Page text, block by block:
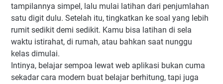
tampilannya simpel, lalu mulai latihan dari penjumlahan
satu digit dulu. Setelah itu, tingkatkan ke soal yang lebih
rumit sedikit demi sedikit. Kamu bisa latihan di sela
waktu istirahat, di rumah, atau bahkan saat nunggu
kelas dimulai.
Intinya, belajar sempoa lewat web aplikasi bukan cuma
sekadar cara modern buat belajar berhitung, tapi juga